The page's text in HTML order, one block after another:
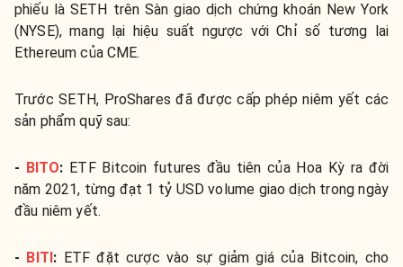
phiếu là SETH trên Sàn giao dịch chứng khoán New York
(NYSE), mang lại hiệu suất ngược với Chỉ số tương lai
Ethereum của CME.
Trước SETH, ProShares đã được cấp phép niêm yết các
sản phẩm quỹ sau:
- BITO: ETF Bitcoin futures đầu tiên của Hoa Kỳ ra đời
năm 2021, từng đạt 1 tỷ USD volume giao dịch trong ngày
đầu niêm yết.
- BITI: ETF đặt cược vào sự giảm giá của Bitcoin, cho